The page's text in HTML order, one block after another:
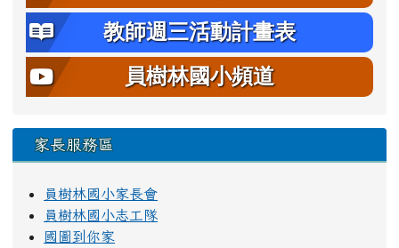
教師週三活動計畫表
員樹林國小頻道
家長服務區
員樹林國小家長會
員樹林國小志工隊
國圖到你家